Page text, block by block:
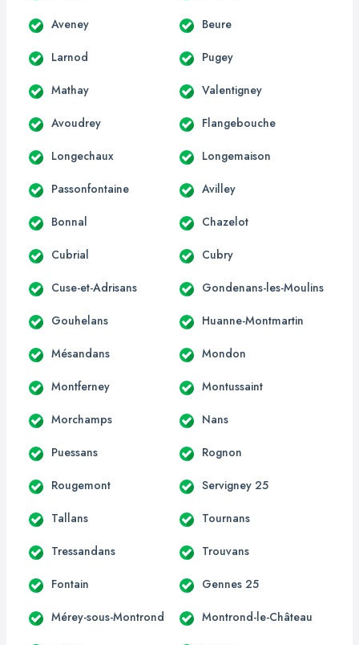
Aveney Beure
Larnod Pugey
Mathay Valentigney
Avoudrey Flangebouche
Longechaux Longemaison
Passonfontaine Avilley
Bonnal Chazelot
Cubrial Cubry
Cuse-et-Adrisans Gondenans-les-Moulins
Gouhelans Huanne-Montmartin
Mésandans Mondon
Montferney Montussaint
Morchamps Nans
Puessans Rognon
Rougemont Servigney 25
Tallans Tournans
Tressandans Trouvans
Fontain Gennes 25
Mérey-sous-Montrond Montrond-le-Château